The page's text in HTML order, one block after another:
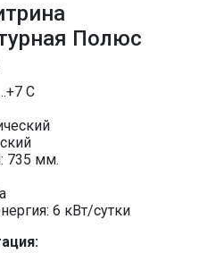
Полюс
C
735 мм.
6 кВт/сутки